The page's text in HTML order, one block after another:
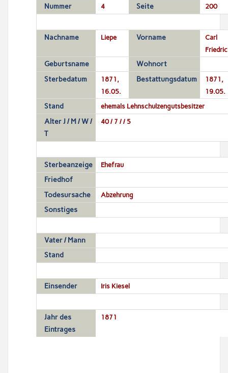
Nummer 4 Seite 200
Nachname Liepe Vorname
Carl
Geburtsname
Wohnort
Sterbedatum
1871,
16.05.
Bestattungsdatum
1871,
19.05.
Stand ehemals Lehnschulzengutsbesitzer
Alter J / M / W /
T
40 / 7 / / 5
Sterbeanzeige Ehefrau
Friedhof
Todesursache
Abzehrung
Sonstiges
Vater / Mann
Stand
Einsender Iris Kiesel
Jahr des
Eintrages
1871